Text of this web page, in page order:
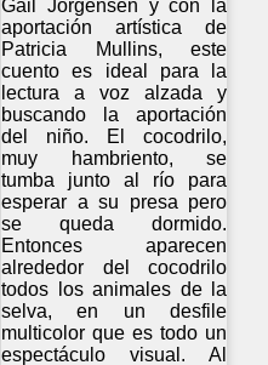
Gail Jorgensen y con la
aportación artística de
Patricia Mullins, este
cuento es ideal para la
lectura a voz alzada y
buscando la aportación
del niño. El cocodrilo,
muy hambriento, se
tumba junto al río para
esperar a su presa pero
se queda dormido.
Entonces aparecen
alrededor del cocodrilo
todos los animales de la
selva, en un desfile
multicolor que es todo un
espectáculo visual. Al